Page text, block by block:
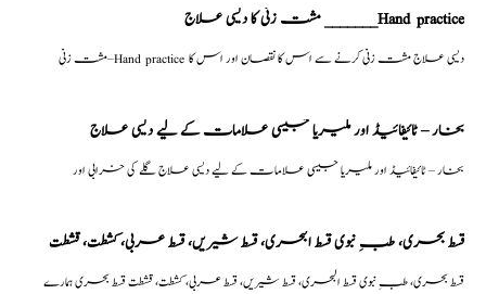
مشت زنی کا دیسی علاج _______Hand practice
مشت زنی–Hand practice دیسی علاج مشت زنی کرنے سے اس کا نقصان اور اس کا
بخار – ٹائیفائیڈ اور ملیریا جیسی علامات کے لیے دیسی علاج
بخار – ٹائیفائیڈ اور ملیریا جیسی علامات کے لیے دیسی علاج گلے کی خرابی اور
قسط بحری، طبِ نبوی قسط البحری، قسط شیریں، قسط عربی، كشطت، قشطت
قسط بحری، طبِ نبوی قسط البحری، قسط شیریں، قسط عربی، كشطت، قشطت قسط بحری ہمارے